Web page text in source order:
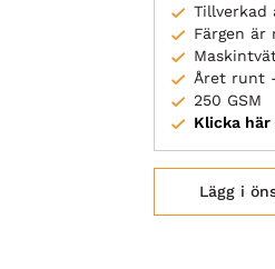
Tillverkad
Färgen är
Året runt
250 GSM
Klicka
Lägg i